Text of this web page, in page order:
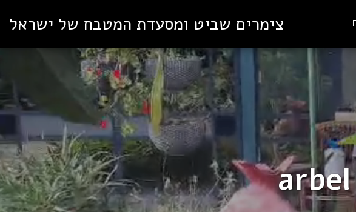
צימרים שביט ומסעדת המטבח של ישראל